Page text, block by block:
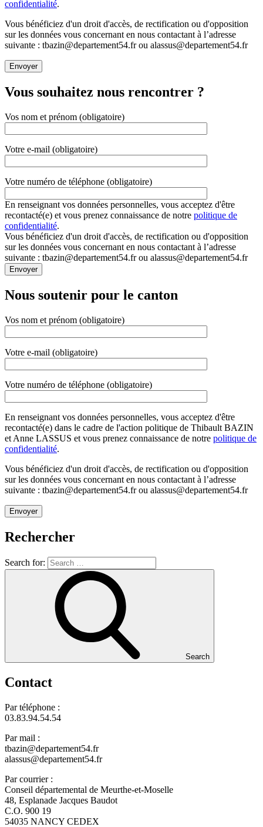
confidentialité.
Vous bénéficiez d'un droit d'accès, de rectification ou d'opposition
sur les données vous concernant en nous contactant à l’adresse
suivante : tbazin@departement54.fr ou alassus@departement54.fr
Vous souhaitez nous rencontrer ?
Vos nom et prénom (obligatoire)
Votre e-mail (obligatoire)
Votre numéro de téléphone (obligatoire)
En renseignant vos données personnelles, vous acceptez d'être
recontacté(e) et vous prenez connaissance de notre politique de
confidentialité.
Vous bénéficiez d'un droit d'accès, de rectification ou d'opposition
sur les données vous concernant en nous contactant à l’adresse
suivante : tbazin@departement54.fr ou alassus@departement54.fr
Nous soutenir pour le canton
Vos nom et prénom (obligatoire)
Votre e-mail (obligatoire)
Votre numéro de téléphone (obligatoire)
En renseignant vos données personnelles, vous acceptez d'être
recontacté(e) dans le cadre de l'action politique de Thibault BAZIN
et Anne LASSUS et vous prenez connaissance de notre politique de
confidentialité.
Vous bénéficiez d'un droit d'accès, de rectification ou d'opposition
sur les données vous concernant en nous contactant à l’adresse
suivante : tbazin@departement54.fr ou alassus@departement54.fr
Rechercher
Search for:
Search
Contact
Par téléphone :
03.83.94.54.54
Par mail :
tbazin@departement54.fr
alassus@departement54.fr
Par courrier :
Conseil départemental de Meurthe-et-Moselle
48, Esplanade Jacques Baudot
C.O. 900 19
54035 NANCY CEDEX